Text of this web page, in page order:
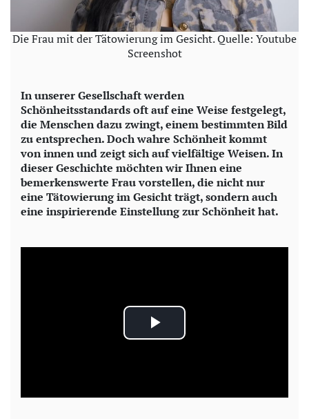
Die Frau mit der Tätowierung im Gesicht. Quelle: Youtube
Screenshot
In unserer Gesellschaft werden
Schönheitsstandards oft auf eine Weise festgelegt,
die Menschen dazu zwingt, einem bestimmten Bild
zu entsprechen. Doch wahre Schönheit kommt
von innen und zeigt sich auf vielfältige Weisen. In
dieser Geschichte möchten wir Ihnen eine
bemerkenswerte Frau vorstellen, die nicht nur
eine Tätowierung im Gesicht trägt, sondern auch
eine inspirierende Einstellung zur Schönheit hat.
P
a